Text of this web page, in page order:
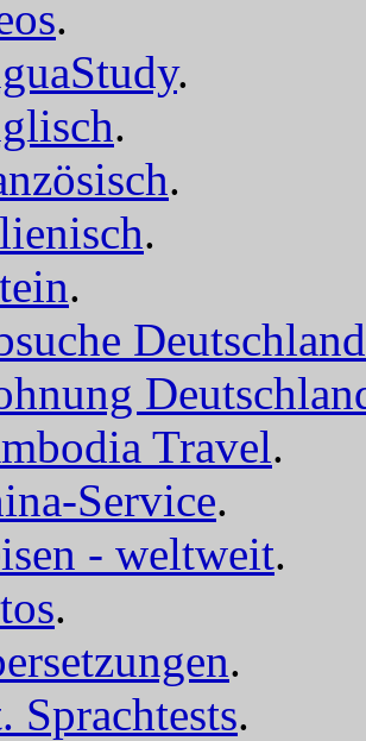
.
.
.
.
.
.
Deutschland
Travel.
Service.
- weltweit.
.
.
Sprachtests.